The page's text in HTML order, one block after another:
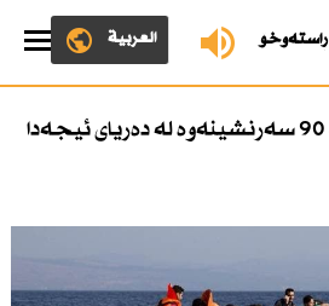
ڕاستەوخۆ العربية
بەلەمێكی پەنابەران بە 90 سەرنشینەوە لە دەریای ئیجەدا